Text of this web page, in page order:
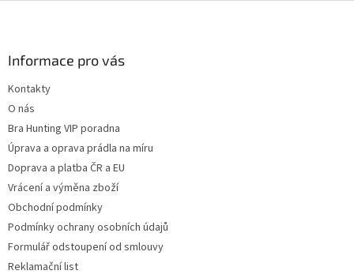
Informace pro vás
Kontakty
O nás
Bra Hunting VIP poradna
Úprava a oprava prádla na míru
Doprava a platba ČR a EU
Vrácení a výměna zboží
Obchodní podmínky
Podmínky ochrany osobních údajů
Formulář odstoupení od smlouvy
Reklamační list